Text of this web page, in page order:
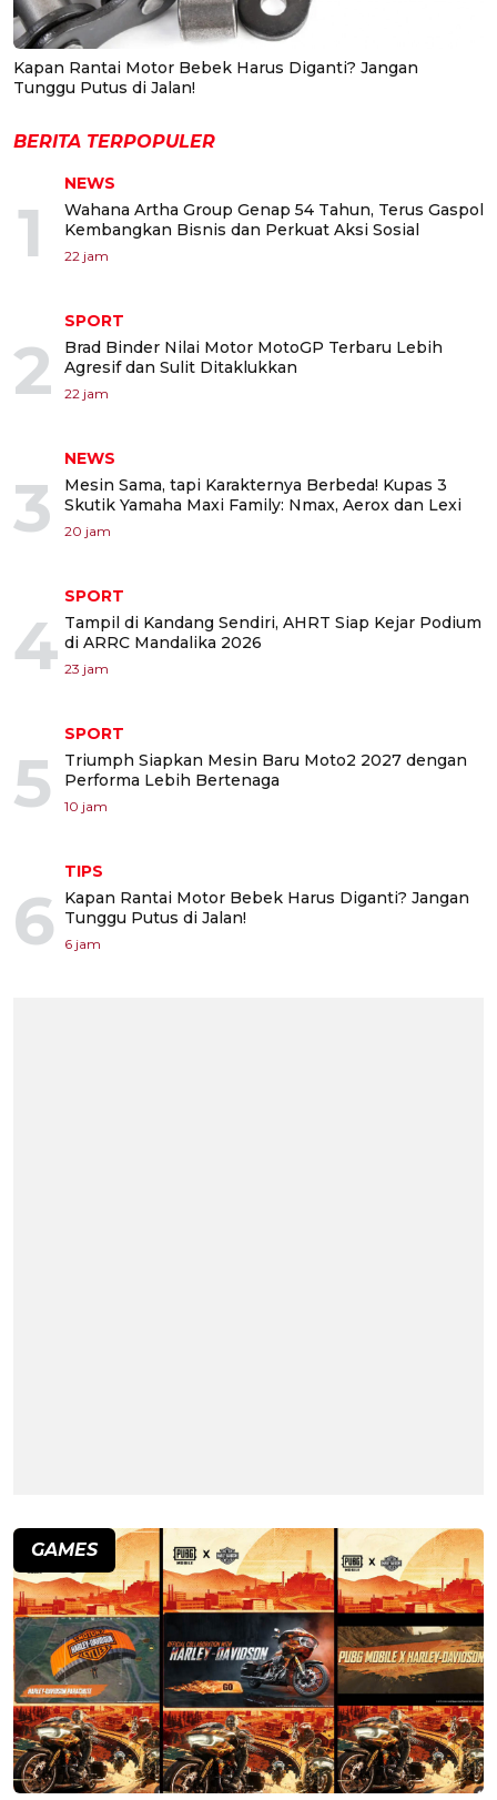
Kapan Rantai Motor Bebek Harus Diganti? Jangan
Tunggu Putus di Jalan!
BERITA TERPOPULER
1
NEWS
Wahana Artha Group Genap 54 Tahun, Terus Gaspol
Kembangkan Bisnis dan Perkuat Aksi Sosial
22 jam
2
SPORT
Brad Binder Nilai Motor MotoGP Terbaru Lebih
Agresif dan Sulit Ditaklukkan
22 jam
3
NEWS
Mesin Sama, tapi Karakternya Berbeda! Kupas 3
Skutik Yamaha Maxi Family: Nmax, Aerox dan Lexi
20 jam
4
SPORT
Tampil di Kandang Sendiri, AHRT Siap Kejar Podium
di ARRC Mandalika 2026
23 jam
5
SPORT
Triumph Siapkan Mesin Baru Moto2 2027 dengan
Performa Lebih Bertenaga
10 jam
6
TIPS
Kapan Rantai Motor Bebek Harus Diganti? Jangan
Tunggu Putus di Jalan!
6 jam
GAMES